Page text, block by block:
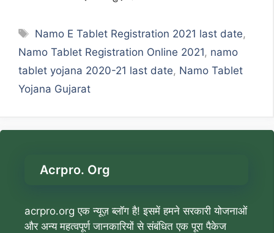
Tags
Namo E Tablet Registration 2021 last date,
Namo Tablet Registration Online 2021, namo
tablet yojana 2020-21 last date, Namo Tablet
Yojana Gujarat
Acrpro. Org
acrpro.org एक न्यूज़ ब्लॉग है! इसमें हमने सरकारी योजनाओं
और अन्य महत्वपूर्ण जानकारियों से संबंधित एक पूरा पैकेज